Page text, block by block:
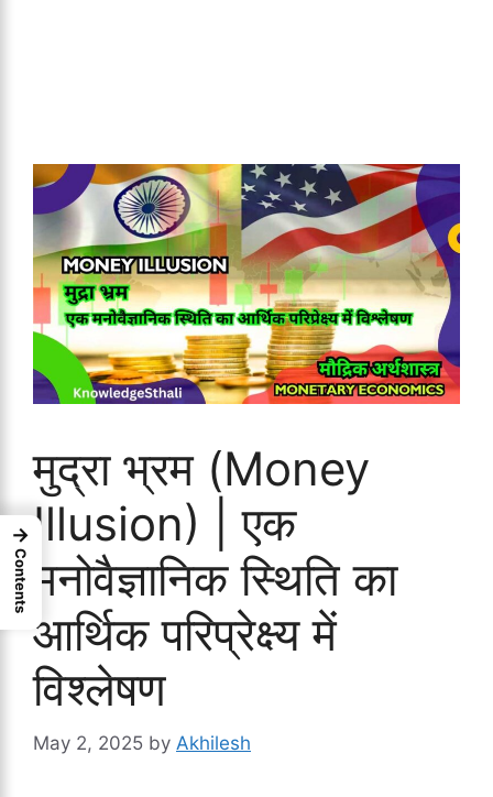
मुद्रा भ्रम (Money
Illusion) | एक
मनोवैज्ञानिक स्थिति का
आर्थिक परिप्रेक्ष्य में
विश्लेषण
May 2, 2025 by Akhilesh
→
Contents